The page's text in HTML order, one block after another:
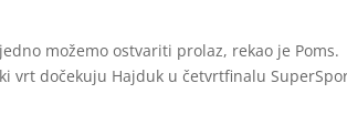
možemo ostvariti prolaz, rekao je Poms.
vrt dočekuju Hajduk u četvrtfinalu